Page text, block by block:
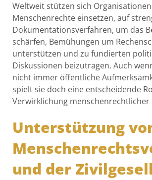
Weltweit stützen sich
Menschenrechte einsetzen, auf
Dokumentationsverfahren, um das
schärfen, Bemühungen um
unterstützen und zu fundierten
Diskussionen beizutragen. Auch
nicht immer öffentliche
spielt sie doch eine entscheidende
Verwirklichung menschenrechtlicher
Unterstützung
und der